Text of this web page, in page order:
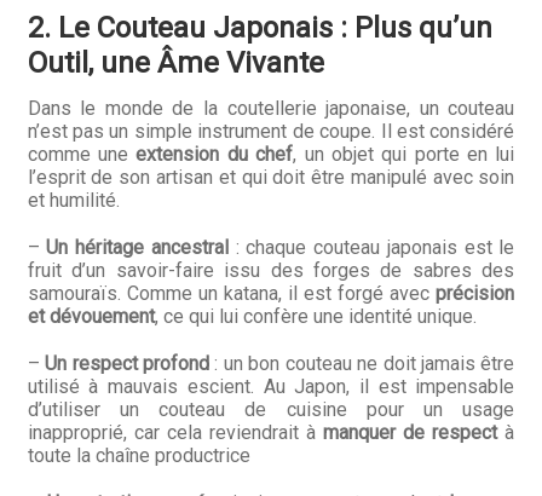
Revue de presse
Téléchargements
Thank you for booking
Tous les articles
Trouver mon couteau
Trouver mon magasin
2. Le Couteau Japonais : Plus qu’un
Outil, une Âme Vivante
Dans le monde de la coutellerie japonaise, un couteau
n’est pas un simple instrument de coupe. Il est considéré
comme uneextension du chef, un objet qui porte en lui
l’esprit de son artisan et qui doit être manipulé avec soin
et humilité.
–Un héritage ancestral: chaque couteau japonais est le
fruit d’un savoir-faire issu des forges de sabres des
samouraïs. Comme un katana, il est forgé avecprécision
et dévouement, ce qui lui confère une identité unique.
–Un respect profond: un bon couteau ne doit jamais être
utilisé à mauvais escient. Au Japon, il est impensable
d’utiliser un couteau de cuisine pour un usage
inapproprié, car cela reviendrait àmanquer de respectà
toute la chaîne productrice